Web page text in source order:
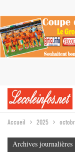
Accueil 2025
Archives journalières